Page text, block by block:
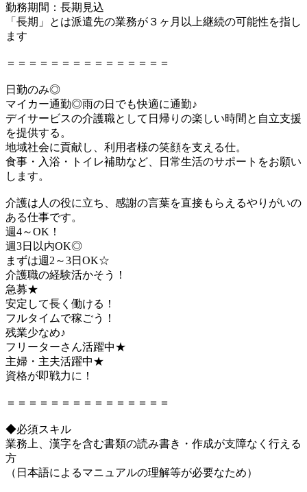
勤務期間：長期見込
「長期」とは派遣先の業務が３ヶ月以上継続の可能性を指し
ます
＝＝＝＝＝＝＝＝＝＝＝＝＝＝＝
日勤のみ◎
マイカー通勤◎雨の日でも快適に通勤♪
デイサービスの介護職として日帰りの楽しい時間と自立支援
を提供する。
地域社会に貢献し、利用者様の笑顔を支える仕。
食事・入浴・トイレ補助など、日常生活のサポートをお願い
します。
介護は人の役に立ち、感謝の言葉を直接もらえるやりがいの
ある仕事です。
週4～OK！
週3日以内OK◎
まずは週2～3日OK☆
介護職の経験活かそう！
急募★
安定して長く働ける！
フルタイムで稼ごう！
残業少なめ♪
フリーターさん活躍中★
主婦・主夫活躍中★
資格が即戦力に！
＝＝＝＝＝＝＝＝＝＝＝＝＝＝＝
◆必須スキル
業務上、漢字を含む書類の読み書き・作成が支障なく行える
方
（日本語によるマニュアルの理解等が必要なため）